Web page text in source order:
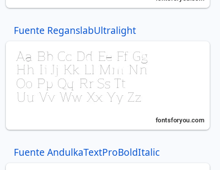
Fuente ReganslabUltralight
Fuente AndulkaTextProBoldItalic